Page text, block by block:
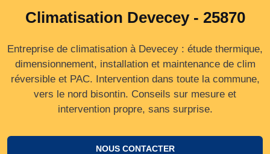
Climatisation Devecey - 25870
Entreprise de climatisation à Devecey : étude thermique,
dimensionnement, installation et maintenance de clim
réversible et PAC. Intervention dans toute la commune,
vers le nord bisontin. Conseils sur mesure et
intervention propre, sans surprise.
NOUS CONTACTER